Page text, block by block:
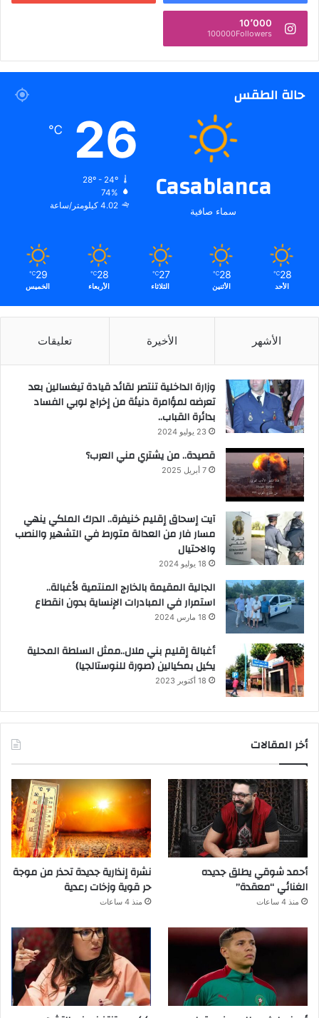
10٬000
100000Followers
حالة الطقس
Casablanca
سماء صافية
26
℃
28º - 24º
74%
4.02 كيلومتر/ساعة
28
℃
الأحد
28
℃
الأثنين
27
℃
الثلاثاء
28
℃
الأربعاء
29
℃
الخميس
الأشهر الأخيرة تعليقات
وزارة الداخلية تنتصر لقائد قيادة تيغسالين بعد
تعرضه لمؤامرة دنيئة من إخراج لوبي الفساد
بدائرة القباب..
23 يوليو 2024
قصيدة.. من يشتري مني العرب؟
7 أبريل 2025
آيت إسحاق إقليم خنيفرة.. الدرك الملكي ينهي
مسار فار من العدالة متورط في التشهير والنصب
والاحتيال
18 يوليو 2024
الجالية المقيمة بالخارج المنتمية لأغبالة..
استمرار في المبادرات الإنساية بدون انقطاع
18 مارس 2024
أغبالة إقليم بني ملال..ممثل السلطة المحلية
يكيل بمكيالين (صورة للنوستالجيا)
18 أكتوبر 2023
أخر المقالات
أحمد شوقي يطلق جديده
الغنائي “معقدة”
منذ 4 ساعات
نشرة إنذارية جديدة تحذر من موجة
حر قوية وزخات رعدية
منذ 4 ساعات